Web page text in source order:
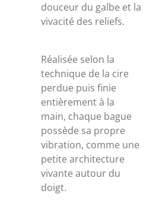
douceur du galbe et la
vivacité des reliefs.
Réalisée selon la
technique de la cire
perdue puis finie
entièrement à la
main, chaque bague
possède sa propre
vibration, comme une
petite architecture
vivante autour du
doigt.